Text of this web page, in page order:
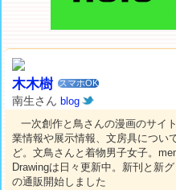
木木樹 スマホOK
南生さんblog
一次創作と鳥さんの漫画のサイ
業情報や展示情報、文房具につい
ど。文鳥さんと着物男子女子。
Drawingは日々更新中。新刊と新
の通販開始しました